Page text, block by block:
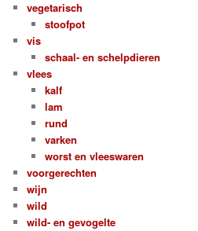
vegetarisch
stoofpot
vis
schaal- en schelpdieren
vlees
kalf
lam
rund
varken
worst en vleeswaren
voorgerechten
wijn
wild
wild- en gevogelte